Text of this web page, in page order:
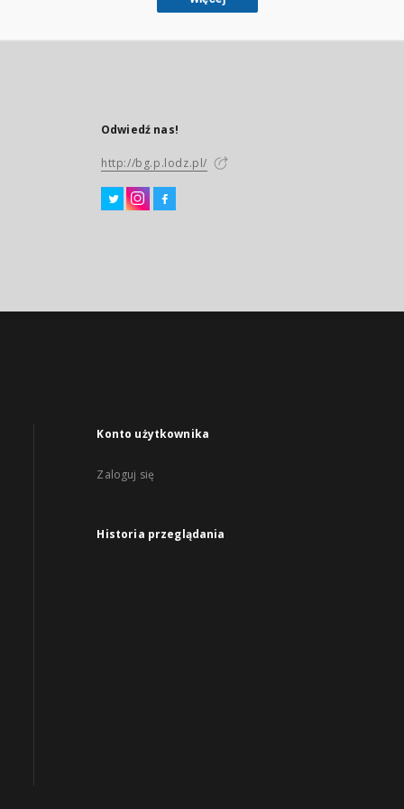
Odwiedź nas!
http://bg.p.lodz.pl/
Konto użytkownika
Zaloguj się
Historia przeglądania